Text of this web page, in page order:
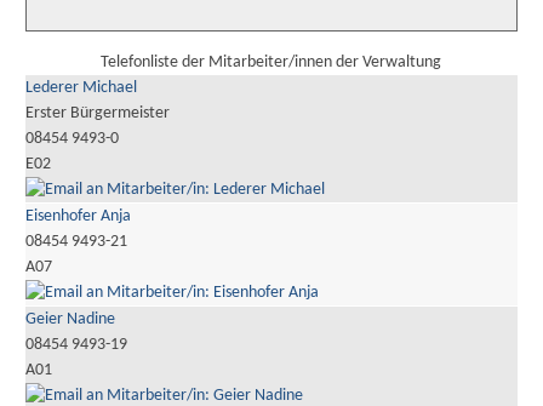
Telefonliste der Mitarbeiter/innen der Verwaltung
Lederer Michael
Erster Bürgermeister
08454 9493-0
E02
Eisenhofer Anja
08454 9493-21
A07
Geier Nadine
08454 9493-19
A01